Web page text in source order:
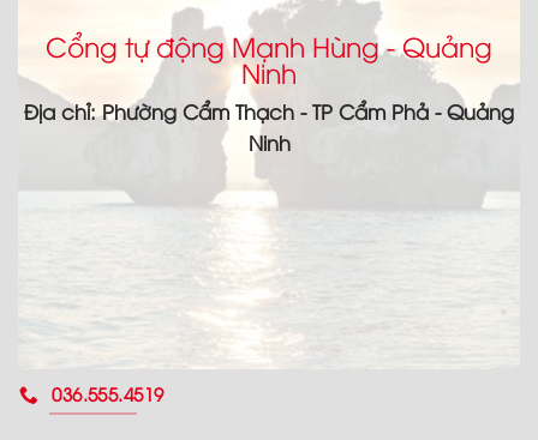
Cổng tự động Mạnh Hùng - Quảng
Ninh
Địa chỉ: Phường Cẩm Thạch - TP Cẩm Phả - Quảng
Ninh
036.555.4519